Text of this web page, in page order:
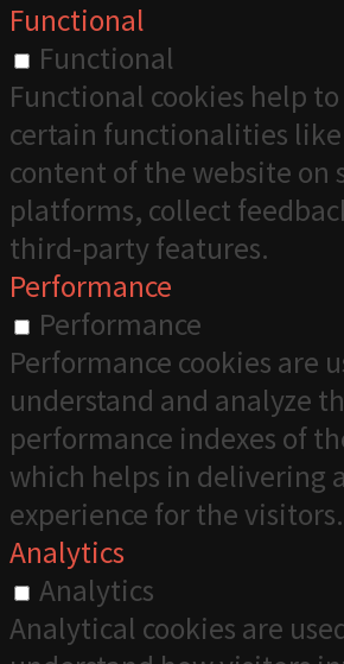
Functional
Functional
Functional cookies help
certain functionalities
content of the website on
platforms, collect
third-party features.
Performance
Performance
Performance cookies are
understand and analyze
performance indexes of
which helps in delivering
experience for the visitors.
Analytics
Analytics
Analytical cookies are